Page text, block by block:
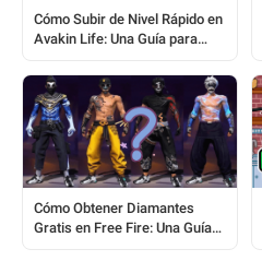
Cómo Subir de Nivel Rápido en
Avakin Life: Una Guía para
Cómo Obtener Diamantes
Gratis en Free Fire: Una Guía